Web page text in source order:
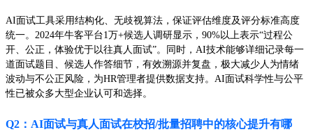
AI面试工具采用结构化、无歧视算法，保证评估维度及评分标准高度
统一。2024年牛客平台1万+候选人调研显示，90%以上表示“过程公
开、公正，体验优于以往真人面试”。同时，AI技术能够详细记录每一
道面试题目、候选人作答细节，有效溯源并复盘，极大减少人为情绪
波动与不公正风险，为HR管理者提供数据支持。AI面试科学性与公平
性已被众多大型企业认可和选择。
Q2：AI面试与真人面试在校招/批量招聘中的核心提升有哪